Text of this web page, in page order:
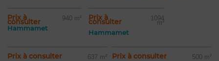
Prix à
consulter 940 m²
Hammamet
Prix à
consulter 1094
m²
Hammamet
Prix à consulter 637 m² Prix à consulter 500 m²